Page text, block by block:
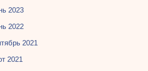
2023
2022
2021
2021